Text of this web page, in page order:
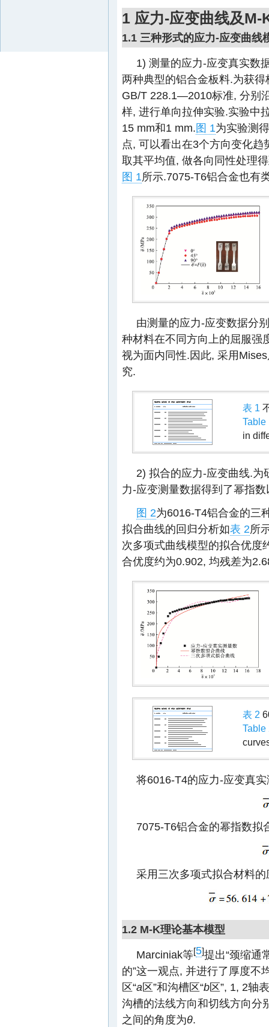
1 应力-应变曲线及M-
1.1 三种形式的应力-应变曲线
1) 测量的应力-应变真实数
两种典型的铝合金板料.为获
GB/T 228.1—2010标准, 分别
样, 进行单向拉伸实验.实验中
15 mm和1 mm.图 1为实验测
点, 可以看出在3个方向变化
取其平均值, 做各向同性处理
图 1所示.7075-T6铝合金也有
由测量的应力-应变数据分
种材料在不同方向上的屈服强
视为面内同性.因此, 采用
究.
表 1
Table
in
2) 拟合的应力-应变曲线.
力-应变测量数据得到了幂指
图 2为6016-T4铝合金的三
拟合曲线的回归分析如表 2所
次多项式曲线模型的拟合优度
合优度约为0.902, 均残差为
表 2
Table
将6016-T4的应力-应变真
7075-T6铝合金的幂指数拟
采用三次多项式拟合材料
1.2 M-K理论基本模型
Marciniak等[5]提出“颈缩通
的”这一观点, 并进行了厚度不
区“a区”和沟槽区“b区”, 1, 2轴
沟槽的法线方向和切线方向分
之间的角度为θ.